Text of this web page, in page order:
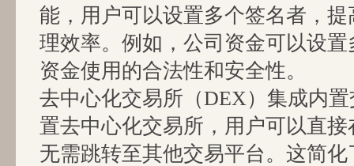
能，用户可以设置多个签名者，
理效率。例如，公司资金可以设
资金使用的合法性和安全性。
去中心化交易所（DEX）集成内置
置去中心化交易所，用户可以直
无需跳转至其他交易平台。这简